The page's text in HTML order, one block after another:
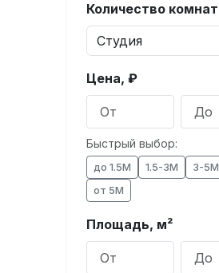
Количество комнат
Цена, ₽
Быстрый выбор:
до 1.5М 1.5-3М
3-5М
от 5М
Площадь, м²